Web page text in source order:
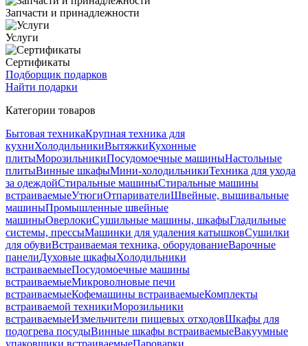
Запчасти и принадлежности
Услуги
Сертификаты
Подборщик подарков
Найти подарки
Категории товаров
Бытовая техникаКрупная техника для
кухниХолодильникиВытяжкиКухонные
плитыМорозильникиПосудомоечные машиныНастольные
плитыВинные шкафыМини-холодильникиТехника для ухода
за одеждойСтиральные машиныСтиральные машины
встраиваемыеУтюгиОтпаривателиШвейные, вышивальные
машиныПромышленные швейные
машиныОверлокиСушильные машины, шкафыГладильные
системы, прессыМашинки для удаления катышковСушилки
для обувиВстраиваемая техника, оборудованиеВарочные
панелиДуховые шкафыХолодильники
встраиваемыеПосудомоечные машины
встраиваемыеМикроволновые печи
встраиваемыеКофемашины встраиваемыеКомплекты
встраиваемой техникиМорозильники
встраиваемыеИзмельчители пищевых отходовШкафы для
подогрева посудыВинные шкафы встраиваемыеВакуумные
упаковщики встраиваемыеПароварки